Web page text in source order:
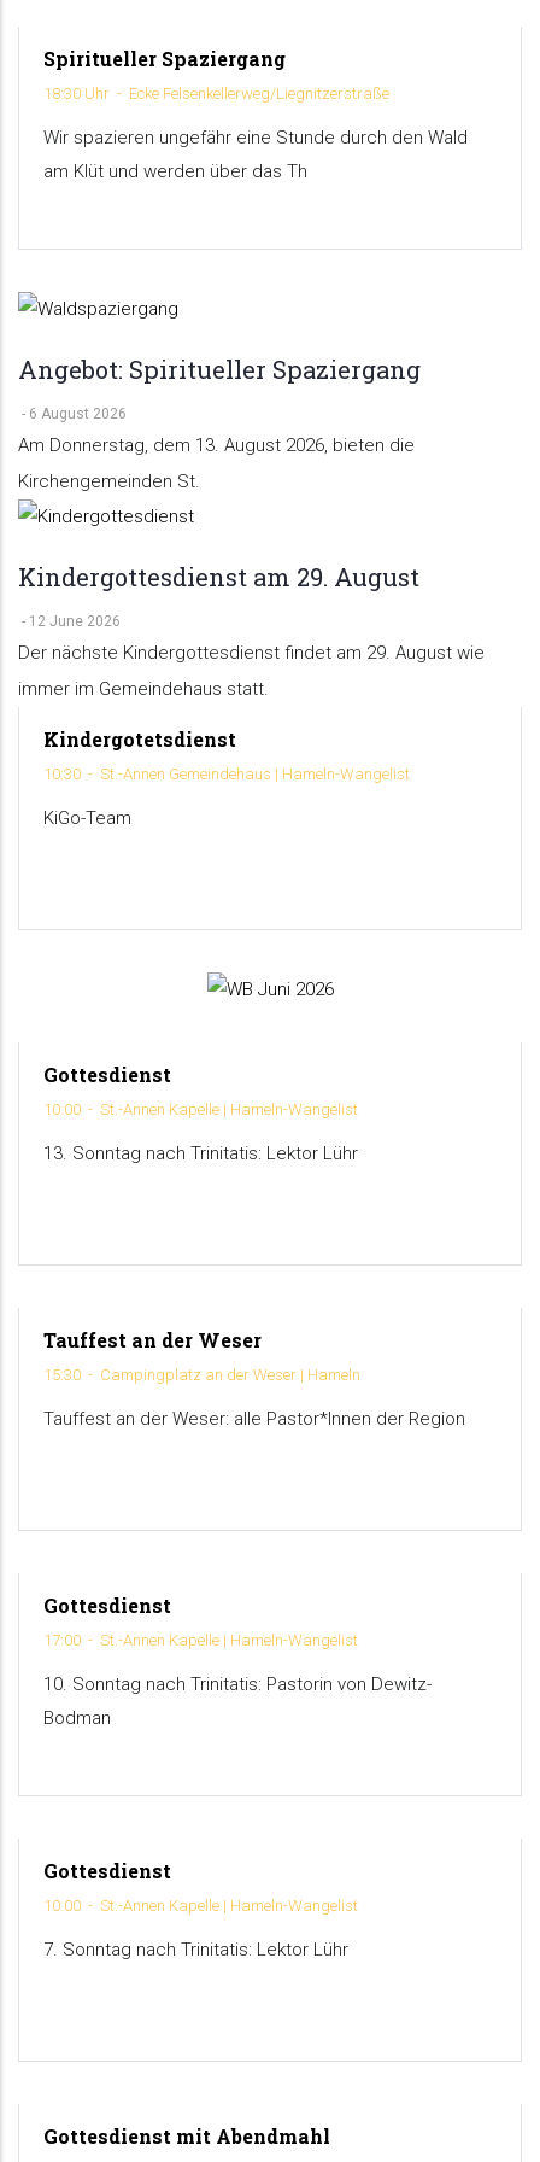
Spiritueller Spaziergang
18:30 Uhr - Ecke Felsenkellerweg/Liegnitzerstraße
Wir spazieren ungefähr eine Stunde durch den Wald
am Klüt und werden über das Th
Angebot: Spiritueller Spaziergang
- 6 August 2026
Am Donnerstag, dem 13. August 2026, bieten die
Kirchengemeinden St.
Kindergottesdienst am 29. August
- 12 June 2026
Der nächste Kindergottesdienst findet am 29. August wie
immer im Gemeindehaus statt.
Kindergotetsdienst
10:30 - St.-Annen Gemeindehaus | Hameln-Wangelist
KiGo-Team
WANGELISTER BOTE JUNI 2026
Gottesdienst
10:00 - St.-Annen Kapelle | Hameln-Wangelist
13. Sonntag nach Trinitatis: Lektor Lühr
Tauffest an der Weser
15:30 - Campingplatz an der Weser | Hameln
Tauffest an der Weser: alle Pastor*Innen der Region
Gottesdienst
17:00 - St.-Annen Kapelle | Hameln-Wangelist
10. Sonntag nach Trinitatis: Pastorin von Dewitz-
Bodman
Gottesdienst
10:00 - St.-Annen Kapelle | Hameln-Wangelist
7. Sonntag nach Trinitatis: Lektor Lühr
Gottesdienst mit Abendmahl